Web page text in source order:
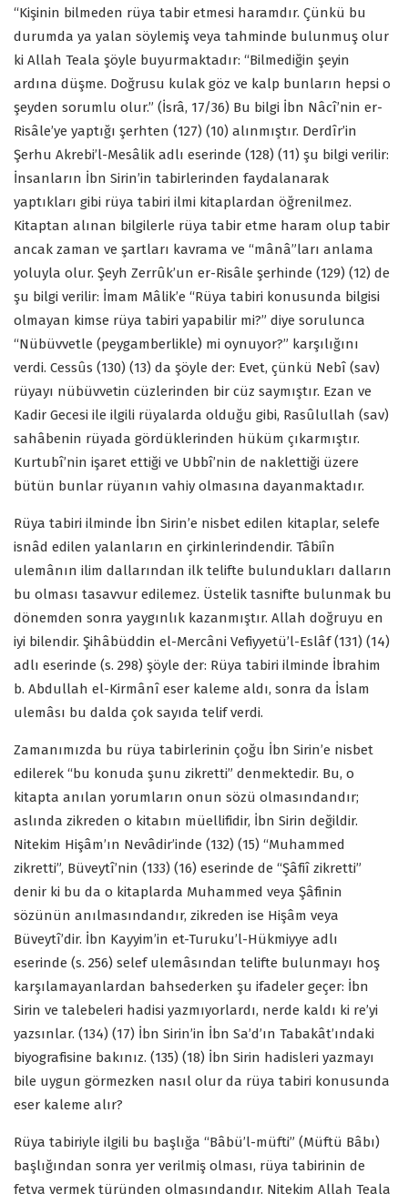
“Kişinin bilmeden rüya tabir etmesi haramdır. Çünkü bu
durumda ya yalan söylemiş veya tahminde bulunmuş olur
ki Allah Teala şöyle buyurmaktadır: “Bilmediğin şeyin
ardına düşme. Doğrusu kulak göz ve kalp bunların hepsi o
şeyden sorumlu olur.” (İsrâ, 17/36) Bu bilgi İbn Nâcî’nin er-
Risâle’ye yaptığı şerhten (127) (10) alınmıştır. Derdîr’in
Şerhu Akrebi’l-Mesâlik adlı eserinde (128) (11) şu bilgi verilir:
İnsanların İbn Sirin’in tabirlerinden faydalanarak
yaptıkları gibi rüya tabiri ilmi kitaplardan öğrenilmez.
Kitaptan alınan bilgilerle rüya tabir etme haram olup tabir
ancak zaman ve şartları kavrama ve “mânâ”ları anlama
yoluyla olur. Şeyh Zerrûk’un er-Risâle şerhinde (129) (12) de
şu bilgi verilir: İmam Mâlik’e “Rüya tabiri konusunda bilgisi
olmayan kimse rüya tabiri yapabilir mi?” diye sorulunca
“Nübüvvetle (peygamberlikle) mi oynuyor?” karşılığını
verdi. Cessûs (130) (13) da şöyle der: Evet, çünkü Nebî (sav)
rüyayı nübüvvetin cüzlerinden bir cüz saymıştır. Ezan ve
Kadir Gecesi ile ilgili rüyalarda olduğu gibi, Rasûlullah (sav)
sahâbenin rüyada gördüklerinden hüküm çıkarmıştır.
Kurtubî’nin işaret ettiği ve Ubbî’nin de naklettiği üzere
bütün bunlar rüyanın vahiy olmasına dayanmaktadır.
Rüya tabiri ilminde İbn Sirin’e nisbet edilen kitaplar, selefe
isnâd edilen yalanların en çirkinlerindendir. Tâbiîn
ulemânın ilim dallarından ilk telifte bulundukları dalların
bu olması tasavvur edilemez. Üstelik tasnifte bulunmak bu
dönemden sonra yaygınlık kazanmıştır. Allah doğruyu en
iyi bilendir. Şihâbüddin el-Mercâni Vefiyyetü’l-Eslâf (131) (14)
adlı eserinde (s. 298) şöyle der: Rüya tabiri ilminde İbrahim
b. Abdullah el-Kirmânî eser kaleme aldı, sonra da İslam
ulemâsı bu dalda çok sayıda telif verdi.
Zamanımızda bu rüya tabirlerinin çoğu İbn Sirin’e nisbet
edilerek “bu konuda şunu zikretti” denmektedir. Bu, o
kitapta anılan yorumların onun sözü olmasındandır;
aslında zikreden o kitabın müellifidir, İbn Sirin değildir.
Nitekim Hişâm’ın Nevâdir’inde (132) (15) “Muhammed
zikretti”, Büveytî’nin (133) (16) eserinde de “Şâfiî zikretti”
denir ki bu da o kitaplarda Muhammed veya Şâfinin
sözünün anılmasındandır, zikreden ise Hişâm veya
Büveytî’dir. İbn Kayyim’in et-Turuku’l-Hükmiyye adlı
eserinde (s. 256) selef ulemâsından telifte bulunmayı hoş
karşılamayanlardan bahsederken şu ifadeler geçer: İbn
Sirin ve talebeleri hadisi yazmıyorlardı, nerde kaldı ki re’yi
yazsınlar. (134) (17) İbn Sirin’in İbn Sa’d’ın Tabakât’ındaki
biyografisine bakınız. (135) (18) İbn Sirin hadisleri yazmayı
bile uygun görmezken nasıl olur da rüya tabiri konusunda
eser kaleme alır?
Rüya tabiriyle ilgili bu başlığa “Bâbü’l-müfti” (Müftü Bâbı)
başlığından sonra yer verilmiş olması, rüya tabirinin de
fetva vermek türünden olmasındandır. Nitekim Allah Teala